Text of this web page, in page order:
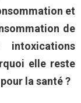
et
de
elle reste
la santé ?